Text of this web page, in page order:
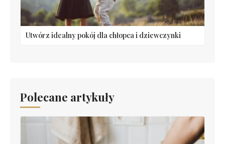
Utwórz idealny pokój dla chłopca i dziewczynki
Polecane artykuły